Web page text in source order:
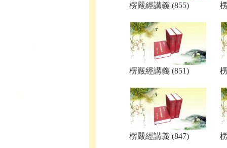
楞嚴經講義 (855)
楞嚴經講義 (851)
楞嚴經講義 (847)